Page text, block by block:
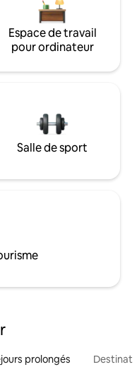
Espace de travail
pour ordinateur
Salle de sport
prolongés